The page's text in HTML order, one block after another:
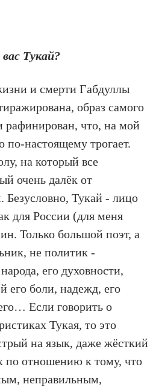
Тукай?
и смерти Габдуллы
образ самого
рафинирован, что, на мой
по‑настоящему трогает.
на который все
очень далёк от
Безусловно, Тукай - лицо
для России (для меня
Только большой поэт, а
не политик -
его духовности,
его боли, надежд, его
Если говорить о
Тукая, то это
на язык, даже жёсткий
по отношению к тому, что
неправильным,